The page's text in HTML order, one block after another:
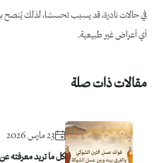
في حالات نادرة، قد يسبب تحسسًا، لذلك يُنصح
أي أعراض غير طبيعية.
مقالات ذات صلة
23 مارس 2026
كل ما تريد معرفته